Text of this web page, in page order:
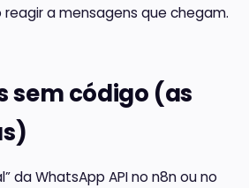
a mensagens que chegam.
sem código (as
da WhatsApp API no n8n ou no